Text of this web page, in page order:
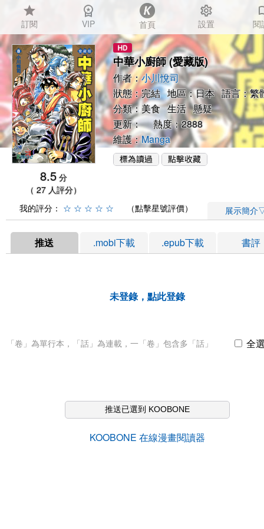
star
訂閱
workspace_premium
VIP 首頁
settings
設置 閱
8.5 分
（ 27 人評分）
中華小廚師 (愛藏版)
作者：小川悅司
狀態：完結 地區：日本 語言：繁
分類：美食 生活 懸疑
更新： 熱度：2888
維護：Manga
我的評分： ☆ ☆ ☆ ☆ ☆ （點擊星號評價） 展示簡介
推送 .mobi下載 .epub下載 書評
未登錄，點此登錄
「卷」為單行本，「話」為連載，一「卷」包含多「話」 全
推送已選到 KOOBONE
KOOBONE 在線漫畫閱讀器